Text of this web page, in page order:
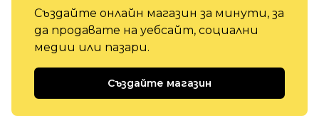
Създайте онлайн магазин за минути, за
да продавате на уебсайт, социални
медии или пазари.
Създайте магазин